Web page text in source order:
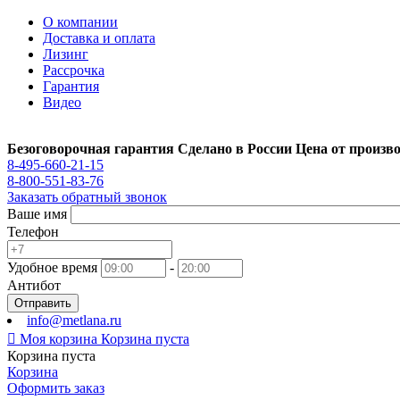
О компании
Доставка и оплата
Лизинг
Рассрочка
Гарантия
Видео
Безоговорочная гарантия Сделано в России Цена от
8-495-660-21-15
8-800-551-83-76
Заказать обратный звонок
Ваше имя
Телефон
Удобное время
-
Антибот
Отправить
info@metlana.ru
 Моя корзина Корзина пуста
Корзина пуста
Корзина
Оформить заказ